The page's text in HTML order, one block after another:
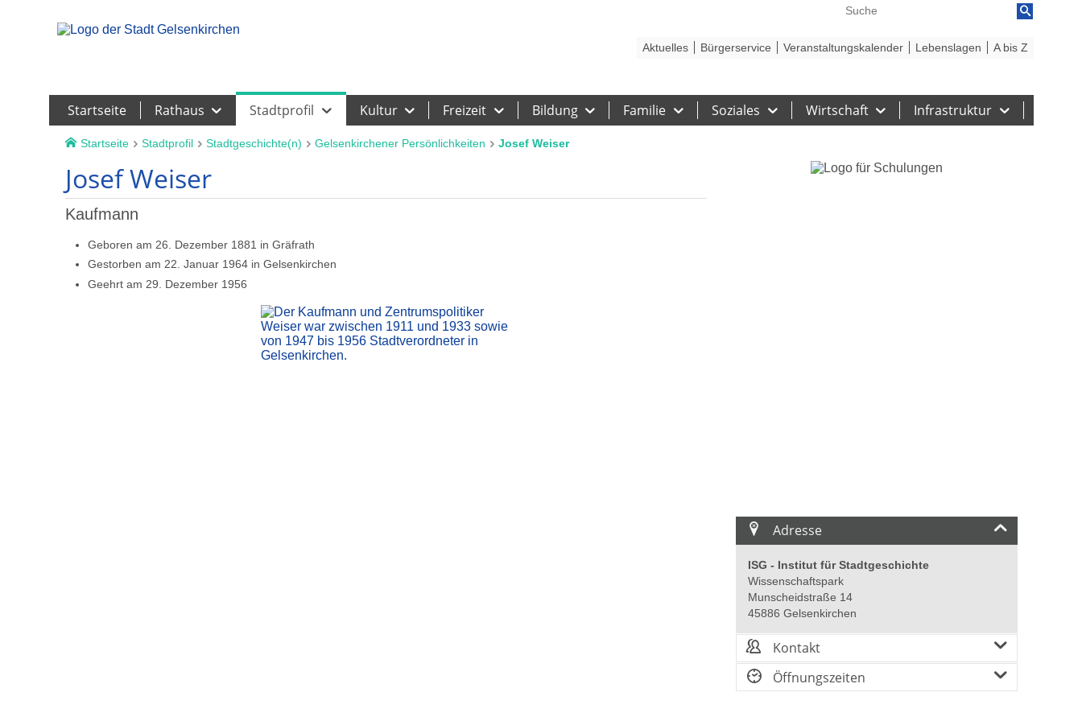
Startseite Rathaus Stadtprofil Kultur Freizeit Bildung Familie Soziales Wirtschaft Infrastruktur
Aktuelles Bürgerservice Veranstaltungskalender Lebenslagen A bis Z
Startseite Stadtprofil Stadtgeschichte(n) Gelsenkirchener Persönlichkeiten Josef Weiser
Josef Weiser
Kaufmann
Geboren am 26. Dezember 1881 in Gräfrath
Gestorben am 22. Januar 1964 in Gelsenkirchen
Geehrt am 29. Dezember 1956
Adresse
ISG - Institut für Stadtgeschichte
Wissenschaftspark
Munscheidstraße 14
45886 Gelsenkirchen
Kontakt
Öffnungszeiten